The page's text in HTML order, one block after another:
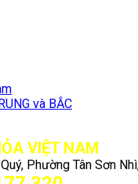
và BẮC
VIỆT NAM
Phường Tân Sơn